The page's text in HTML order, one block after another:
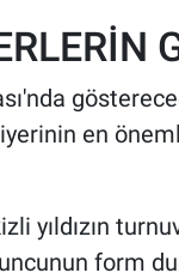
en
yıldızın
form